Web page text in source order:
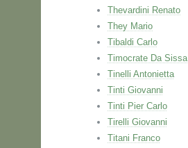
Thevardini Renato
They Mario
Tibaldi Carlo
Timocrate Da Sissa
Tinelli Antonietta
Tinti Giovanni
Tinti Pier Carlo
Tirelli Giovanni
Titani Franco